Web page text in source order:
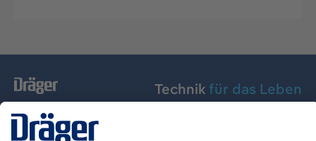
Technik für das Leben
Dräger Austria GmbH